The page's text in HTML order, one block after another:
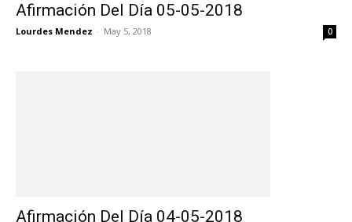
Afirmación Del Día 05-05-2018
Lourdes Mendez - May 5, 2018 0
Afirmación Del Día 04-05-2018